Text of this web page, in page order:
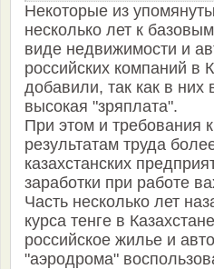
Некоторые из
несколько лет к
виде недвижимости и
российских компаний в
добавили, так как в них
высокая "зряплата".
При этом и требования
результатам труда
казахстанских
заработки при работе
Часть несколько лет
курса тенге в
российское жилье и
"аэродрома"